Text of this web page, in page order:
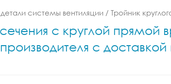
системы вентиляции / Тройник
с круглой
с